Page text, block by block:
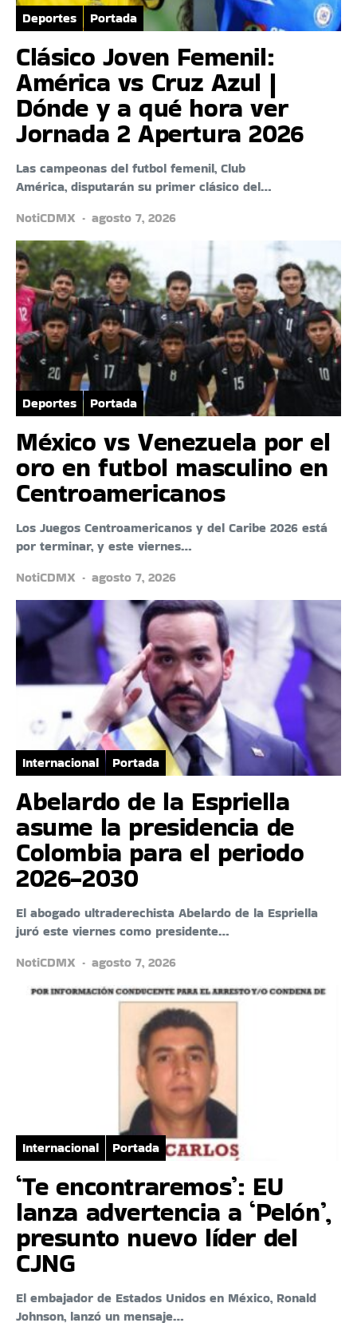
Deportes Portada
Clásico Joven Femenil:
América vs Cruz Azul |
Dónde y a qué hora ver
Jornada 2 Apertura 2026
Las campeonas del futbol femenil, Club
América, disputarán su primer clásico del…
NotiCDMX
agosto 7, 2026
Deportes Portada
México vs Venezuela por el
oro en futbol masculino en
Centroamericanos
Los Juegos Centroamericanos y del Caribe 2026 está
por terminar, y este viernes…
NotiCDMX
agosto 7, 2026
Internacional Portada
Abelardo de la Espriella
asume la presidencia de
Colombia para el periodo
2026-2030
El abogado ultraderechista Abelardo de la Espriella
juró este viernes como presidente…
NotiCDMX
agosto 7, 2026
Internacional Portada
‘Te encontraremos’: EU
lanza advertencia a ‘Pelón’,
presunto nuevo líder del
CJNG
El embajador de Estados Unidos en México, Ronald
Johnson, lanzó un mensaje…